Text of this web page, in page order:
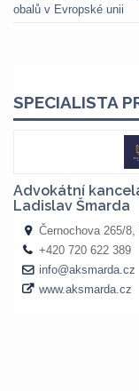
obalů v Evropské unii